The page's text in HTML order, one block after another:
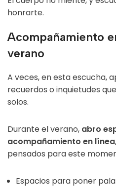
honrarte.
Acompañamiento
verano
A veces, en esta escucha,
recuerdos o inquietudes
solos.
Durante el verano, abro
acompañamiento en línea
pensados para este
Espacios para poner